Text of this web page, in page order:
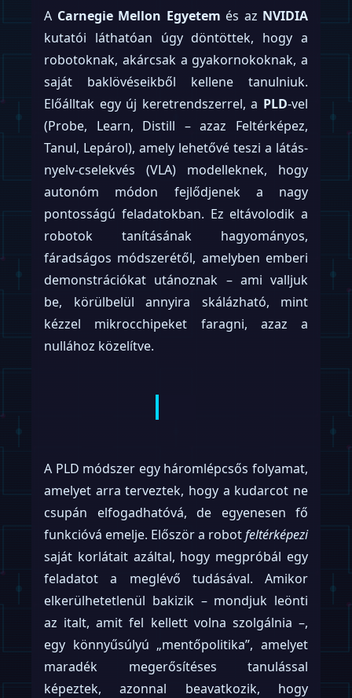
A Carnegie Mellon Egyetem és az NVIDIA
kutatói láthatóan úgy döntöttek, hogy a
robotoknak, akárcsak a gyakornokoknak, a
saját baklövéseikből kellene tanulniuk.
Előálltak egy új keretrendszerrel, a PLD-vel
(Probe, Learn, Distill – azaz Feltérképez,
Tanul, Lepárol), amely lehetővé teszi a látás-
nyelv-cselekvés (VLA) modelleknek, hogy
autonóm módon fejlődjenek a nagy
pontosságú feladatokban. Ez eltávolodik a
robotok tanításának hagyományos,
fáradságos módszerétől, amelyben emberi
demonstrációkat utánoznak – ami valljuk
be, körülbelül annyira skálázható, mint
kézzel mikrocchipeket faragni, azaz a
nullához közelítve.
A PLD módszer egy háromlépcsős folyamat,
amelyet arra terveztek, hogy a kudarcot ne
csupán elfogadhatóvá, de egyenesen fő
funkcióvá emelje. Először a robotfeltérképezi
saját korlátait azáltal, hogy megpróbál egy
feladatot a meglévő tudásával. Amikor
elkerülhetetlenül bakizik – mondjuk leönti
az italt, amit fel kellett volna szolgálnia –,
egy könnyűsúlyú „mentőpolitika”, amelyet
maradék megerősítéses tanulással
képeztek, azonnal beavatkozik, hogy